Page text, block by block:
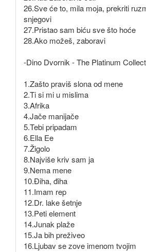
26.Sve će to, mila moja, prekriti
snjegovi
27.Pristao sam biću sve što hoće
28.Ako možeš, zaboravi
-Dino Dvornik - The Platinum
1.Zašto praviš slona od mene
2.Ti si mi u mislima
3.Afrika
4.Jače manijače
5.Tebi pripadam
6.Ella Ee
7.Žigolo
8.Najviše kriv sam ja
9.Nema mene
10.Điha, điha
11.Imam rep
12.Dr. lake šetnje
13.Peti element
14.Junak plaže
15.Ja bih preživeo
16.Ljubav se zove imenom tvojim